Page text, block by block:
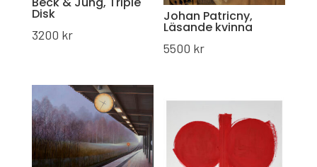
Disk
3200 kr
Johan Patricny,
Läsande kvinna
5500 kr